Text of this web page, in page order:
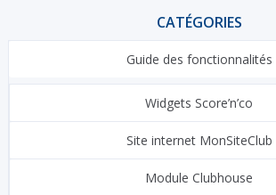
CATÉGORIES
Guide des fonctionnalités
Widgets Score’n’co
Site internet MonSiteClub
Module Clubhouse